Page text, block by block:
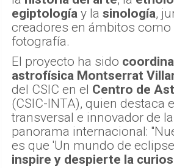
egiptología y la sinología,
creadores en ámbitos como
fotografía.
El proyecto ha sido
astrofísica Montserrat
del CSIC en el Centro de
(CSIC-INTA), quien destaca
transversal e innovador de
panorama internacional:
es que 'Un mundo de
inspire y despierte la